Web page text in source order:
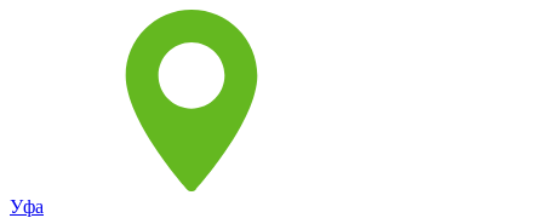
Уфа